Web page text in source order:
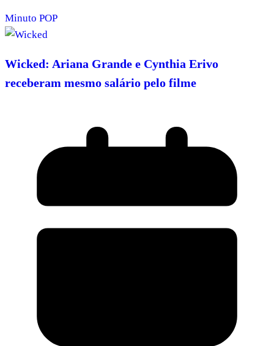
Minuto POP
Wicked: Ariana Grande e Cynthia Erivo
receberam mesmo salário pelo filme